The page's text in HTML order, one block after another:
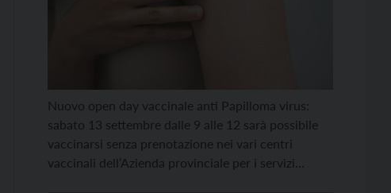
Nuovo open day vaccinale anti Papilloma virus:
sabato 13 settembre dalle 9 alle 12 sarà possibile
vaccinarsi senza prenotazione nei vari centri
vaccinali dell’Azienda provinciale per i servizi